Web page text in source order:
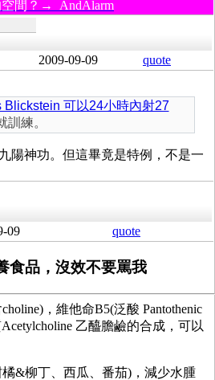
空間？→ AndAlarm
2009-09-09 quote
Blickstein 可以24小時內射27
練。
陽神功。但這畢竟是特例，不是一
09 quote
食品，沒效不要罵我
，維他命B5(泛酸 Pantothenic
乙醯膽鹼的合成，可以
&柳丁、西瓜、番茄)，減少水腫